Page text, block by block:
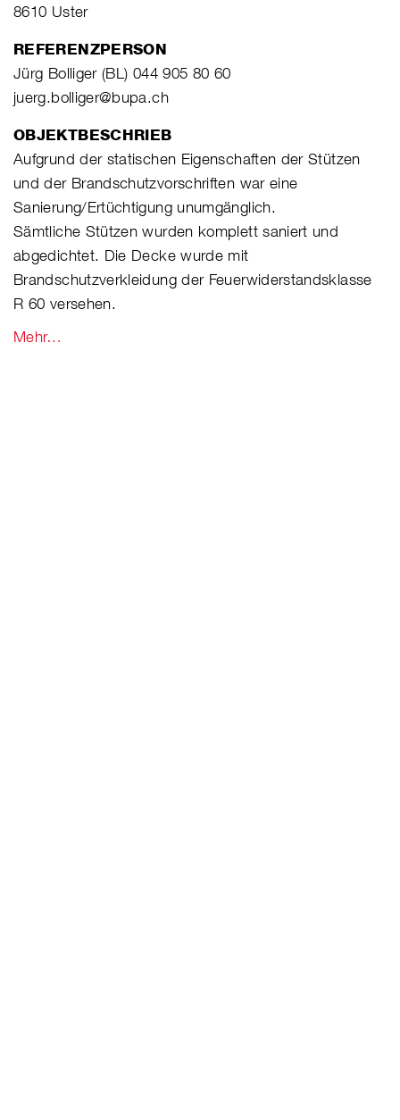
8610 Uster
REFERENZPERSON
Jürg Bolliger (BL) 044 905 80 60
juerg.bolliger@bupa.ch
OBJEKTBESCHRIEB
Aufgrund der statischen Eigenschaften der Stützen
und der Brandschutzvorschriften war eine
Sanierung/Ertüchtigung unumgänglich.
Sämtliche Stützen wurden komplett saniert und
abgedichtet. Die Decke wurde mit
Brandschutzverkleidung der Feuerwiderstandsklasse
R 60 versehen.
Mehr…